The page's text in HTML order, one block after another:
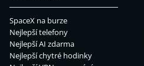
SpaceX na burze
Nejlepší telefony
Nejlepší AI zdarma
Nejlepší chytré hodinky